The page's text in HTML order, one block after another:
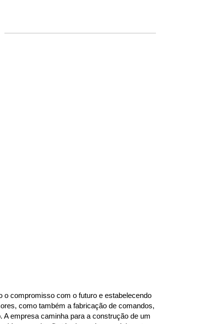
o compromisso com o futuro e estabelecendo
como também a fabricação de comandos,
empresa caminha para a construção de um